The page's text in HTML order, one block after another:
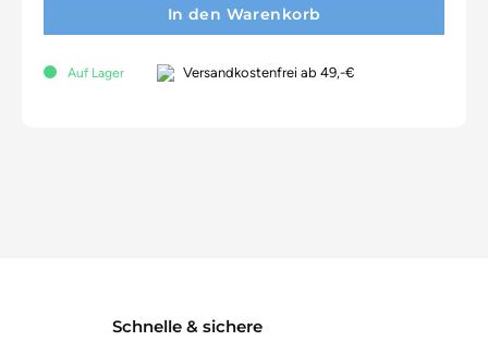
In den Warenkorb
Auf Lager Versandkostenfrei ab 49,-€
Schnelle & sichere